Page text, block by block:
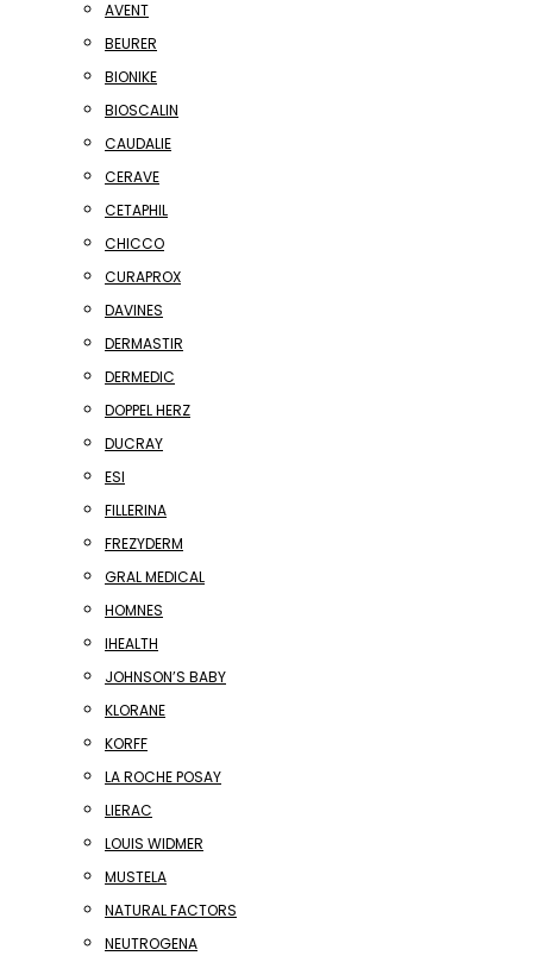
AVENT
BEURER
BIONIKE
BIOSCALIN
CAUDALIE
CERAVE
CETAPHIL
CHICCO
CURAPROX
DAVINES
DERMASTIR
DERMEDIC
DOPPEL HERZ
DUCRAY
ESI
FILLERINA
FREZYDERM
GRAL MEDICAL
HOMNES
IHEALTH
JOHNSON’S BABY
KLORANE
KORFF
LA ROCHE POSAY
LIERAC
LOUIS WIDMER
MUSTELA
NATURAL FACTORS
NEUTROGENA